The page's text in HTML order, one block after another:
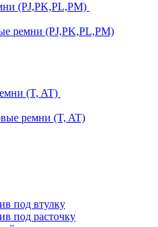
(PJ,PK,PL,PM)
ремни (PJ,PK,PL,PM)
(T, AT)
ремни (T, AT)
под втулку
под расточку